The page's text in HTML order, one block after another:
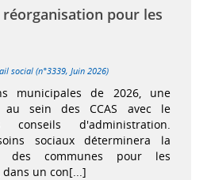
pour les
social (n°3339, Juin 2026)
municipales de 2026, une
au sein des CCAS avec le
conseils d'administration.
sociaux déterminera la
communes pour les
un con[...]